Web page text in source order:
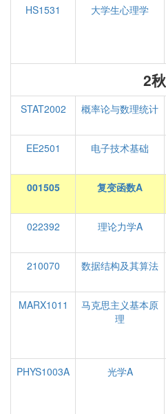
HS1531 大学生心理学
2秋
STAT2002 概率论与数理统计
EE2501
电子技术基础
001505
复变函数A
022392
理论力学A
210070
数据结构及其算法
MARX1011
马克思主义基本原
理
PHYS1003A
光学A